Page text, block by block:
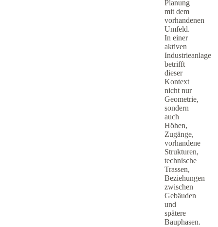
Planung
mit dem
vorhandenen
Umfeld.
In einer
aktiven
Industrieanlage
betrifft
dieser
Kontext
nicht nur
Geometrie,
sondern
auch
Höhen,
Zugänge,
vorhandene
Strukturen,
technische
Trassen,
Beziehungen
zwischen
Gebäuden
und
spätere
Bauphasen.